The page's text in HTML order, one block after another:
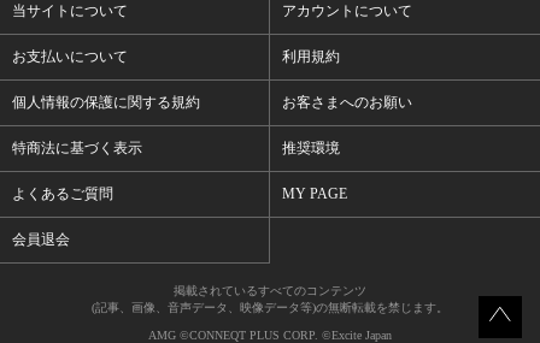
当サイトについて アカウントについて
お支払いについて 利用規約
個人情報の保護に関する規約 お客さまへのお願い
特商法に基づく表示 推奨環境
よくあるご質問 MY PAGE
会員退会
掲載されているすべてのコンテンツ
(記事、画像、音声データ、映像データ等)の無断転載を禁じます。
AMG ©CONNEQT PLUS CORP. ©Excite Japan